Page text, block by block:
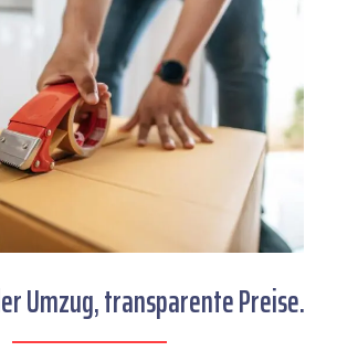
Umzug, transparente Preise.